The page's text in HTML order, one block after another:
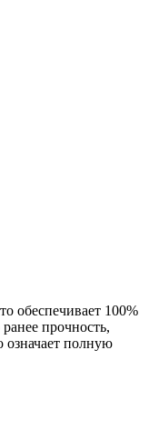
обеспечивает 100%
прочность,
означает полную